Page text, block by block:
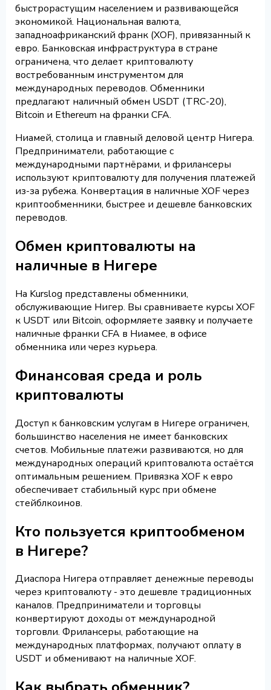
быстрорастущим населением и развивающейся
экономикой. Национальная валюта,
западноафриканский франк (XOF), привязанный к
евро. Банковская инфраструктура в стране
ограничена, что делает криптовалюту
востребованным инструментом для
международных переводов. Обменники
предлагают наличный обмен USDT (TRC-20),
Bitcoin и Ethereum на франки CFA.
Ниамей, столица и главный деловой центр Нигера.
Предприниматели, работающие с
международными партнёрами, и фрилансеры
используют криптовалюту для получения платежей
из-за рубежа. Конвертация в наличные XOF через
криптообменники, быстрее и дешевле банковских
переводов.
Обмен криптовалюты на
наличные в Нигере
На Kurslog представлены обменники,
обслуживающие Нигер. Вы сравниваете курсы XOF
к USDT или Bitcoin, оформляете заявку и получаете
наличные франки CFA в Ниамее, в офисе
обменника или через курьера.
Финансовая среда и роль
криптовалюты
Доступ к банковским услугам в Нигере ограничен,
большинство населения не имеет банковских
счетов. Мобильные платежи развиваются, но для
международных операций криптовалюта остаётся
оптимальным решением. Привязка XOF к евро
обеспечивает стабильный курс при обмене
стейблкоинов.
Кто пользуется криптообменом
в Нигере?
Диаспора Нигера отправляет денежные переводы
через криптовалюту - это дешевле традиционных
каналов. Предприниматели и торговцы
конвертируют доходы от международной
торговли. Фрилансеры, работающие на
международных платформах, получают оплату в
USDT и обменивают на наличные XOF.